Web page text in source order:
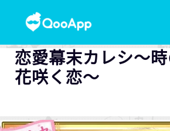
恋愛幕末カレシ～
花咲く恋～